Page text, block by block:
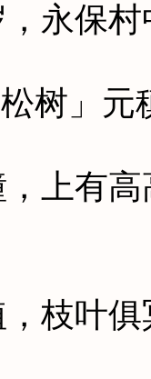
永保村
树」元
有高
叶俱